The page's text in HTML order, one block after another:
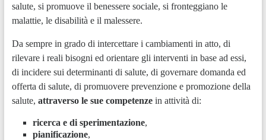
salute, si promuove il benessere sociale, si fronteggiano le
malattie, le disabilità e il malessere.
Da sempre in grado di intercettare i cambiamenti in atto, di
rilevare i reali bisogni ed orientare gli interventi in base ad essi,
di incidere sui determinanti di salute, di governare domanda ed
offerta di salute, di promuovere prevenzione e promozione della
salute, attraverso le sue competenze in attività di:
ricerca e di sperimentazio­ne,
pianificazione,